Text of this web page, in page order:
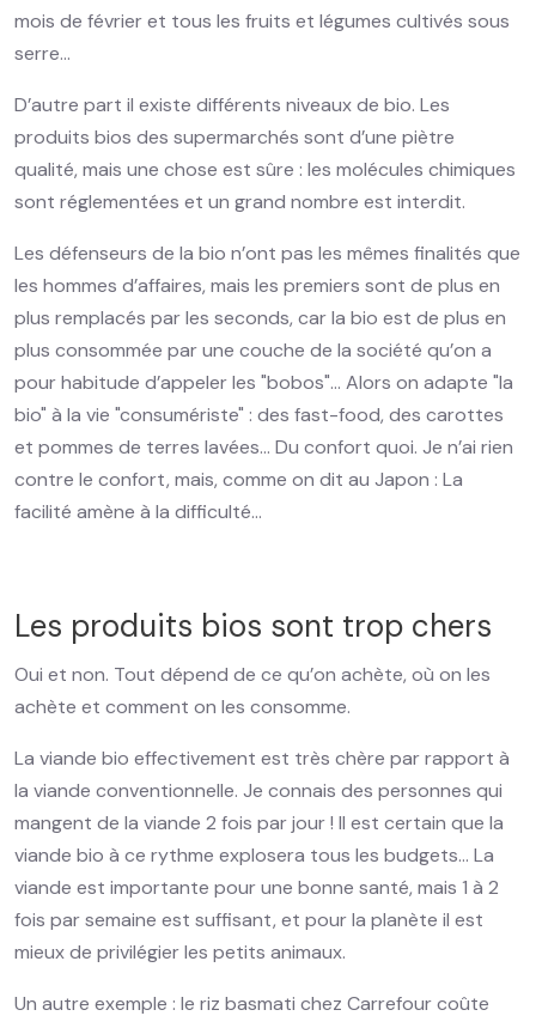
mois de février et tous les fruits et légumes cultivés sous
serre…
D’autre part il existe différents niveaux de bio. Les
produits bios des supermarchés sont d’une piètre
qualité, mais une chose est sûre : les molécules chimiques
sont réglementées et un grand nombre est interdit.
Les défenseurs de la bio n’ont pas les mêmes finalités que
les hommes d’affaires, mais les premiers sont de plus en
plus remplacés par les seconds, car la bio est de plus en
plus consommée par une couche de la société qu’on a
pour habitude d’appeler les "bobos"… Alors on adapte "la
bio" à la vie "consumériste" : des fast-food, des carottes
et pommes de terres lavées… Du confort quoi. Je n’ai rien
contre le confort, mais, comme on dit au Japon : La
facilité amène à la difficulté…
Les produits bios sont trop chers
Oui et non. Tout dépend de ce qu’on achète, où on les
achète et comment on les consomme.
La viande bio effectivement est très chère par rapport à
la viande conventionnelle. Je connais des personnes qui
mangent de la viande 2 fois par jour ! Il est certain que la
viande bio à ce rythme explosera tous les budgets… La
viande est importante pour une bonne santé, mais 1 à 2
fois par semaine est suffisant, et pour la planète il est
mieux de privilégier les petits animaux.
Un autre exemple : le riz basmati chez Carrefour coûte